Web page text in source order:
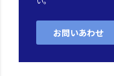
お問いあわせ